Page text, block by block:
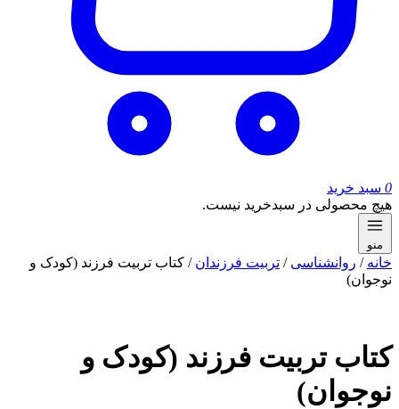
0 سبد خرید
هیچ محصولی در سبدخرید نیست.
منو
خانه / روانشناسی / تربیت فرزندان / کتاب تربیت فرزند (کودک و
نوجوان)
کتاب تربیت فرزند (کودک و
نوجوان)